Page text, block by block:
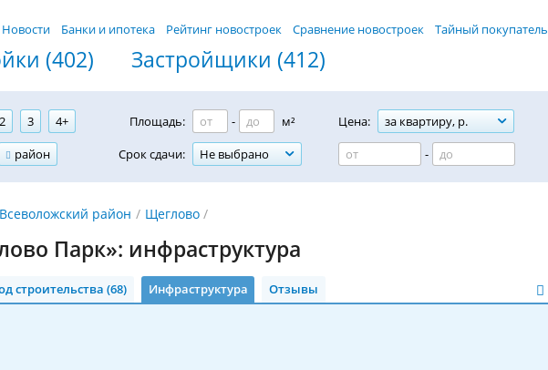
Новости Банки и ипотека Рейтинг новостроек Сравнение новостроек Тайный покупатель
(402) Застройщики (412)
2 3
4+
район
Площадь: -
м²
Срок сдачи:
Не выбрано
Цена:
за квартиру, р.
-
Всеволожский район Щеглово
Парк»: инфраструктура
строительства (68) Инфраструктура Отзывы